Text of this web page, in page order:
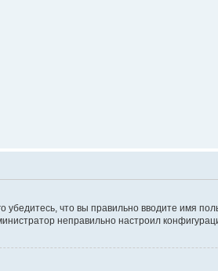
убедитесь, что вы правильно вводите имя
неправильно настроил